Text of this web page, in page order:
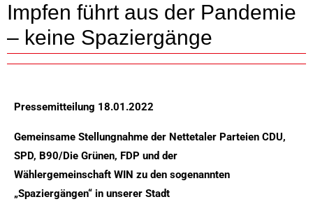
Impfen führt aus der Pandemie
– keine Spaziergänge
Pressemitteilung 18.01.2022
Gemeinsame Stellungnahme der Nettetaler Parteien CDU,
SPD, B90/Die Grünen, FDP und der
Wählergemeinschaft WIN zu den sogenannten
„Spaziergängen“ in unserer Stadt